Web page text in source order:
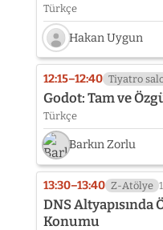
Türkçe
Konuşmacı
fotoğrafı
henüz
eklenmedi:
Hakan
Uygun
Hakan Uygun
12:15–12:40 Tiyatro
Godot: Tam ve
Türkçe
Barkın Zorlu
13:30–13:40 Z-Atölye
DNS Altyapısında
Konumu